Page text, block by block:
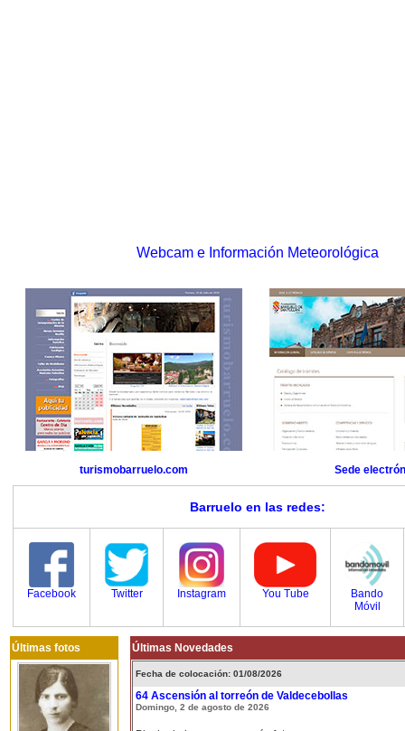
Webcam e Información Meteorológica
turismobarruelo.com Sede
Barruelo en las redes:
Facebook Twitter Instagram You Tube
Bando
Móvil
Últimas fotos Últimas Novedades
Fecha de colocación: 01/08/2026
64 Ascensión al torreón de Valdecebollas
Domingo, 2 de agosto de 2026